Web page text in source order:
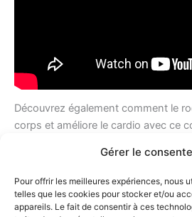
Gérer le
Pour offrir les meilleures expériences, nous
telles que les cookies pour stocker et/ou
appareils. Le fait de consentir à ces
Découvrez également comment le
corps et améliore le cardio avec ce
Partenaires :